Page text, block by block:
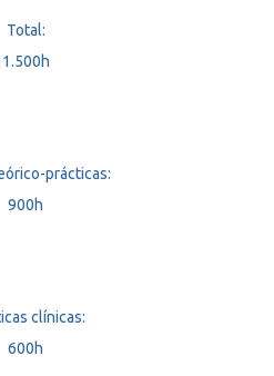
Total:
1.500h
prácticas:
900h
clínicas:
600h